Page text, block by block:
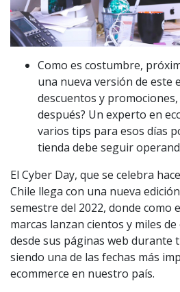
Como es costumbre,
una nueva versión de este
descuentos y
después? Un experto en
varios tips para esos días
tienda debe seguir
El Cyber Day, que se celebra
Chile llega con una nueva
semestre del 2022, donde como
marcas lanzan cientos y miles
desde sus páginas web durante
siendo una de las fechas más
ecommerce en nuestro país.